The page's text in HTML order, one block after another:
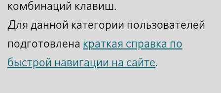
комбинаций клавиш.
Для данной категории пользователей
подготовлена краткая справка по
быстрой навигации на сайте.